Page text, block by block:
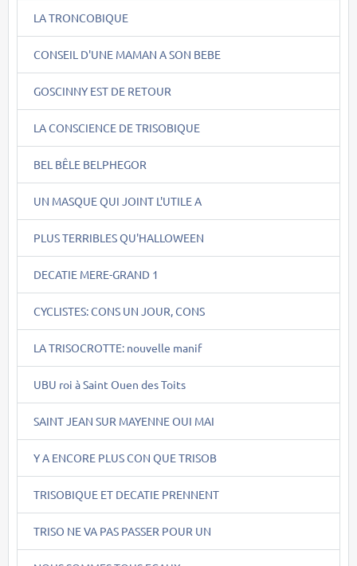
LA TRONCOBIQUE
CONSEIL D'UNE MAMAN A SON BEBE
GOSCINNY EST DE RETOUR
LA CONSCIENCE DE TRISOBIQUE
BEL BÊLE BELPHEGOR
UN MASQUE QUI JOINT L'UTILE A
PLUS TERRIBLES QU'HALLOWEEN
DECATIE MERE-GRAND 1
CYCLISTES: CONS UN JOUR, CONS
LA TRISOCROTTE: nouvelle manif
UBU roi à Saint Ouen des Toits
SAINT JEAN SUR MAYENNE OUI MAI
Y A ENCORE PLUS CON QUE TRISOB
TRISOBIQUE ET DECATIE PRENNENT
TRISO NE VA PAS PASSER POUR UN